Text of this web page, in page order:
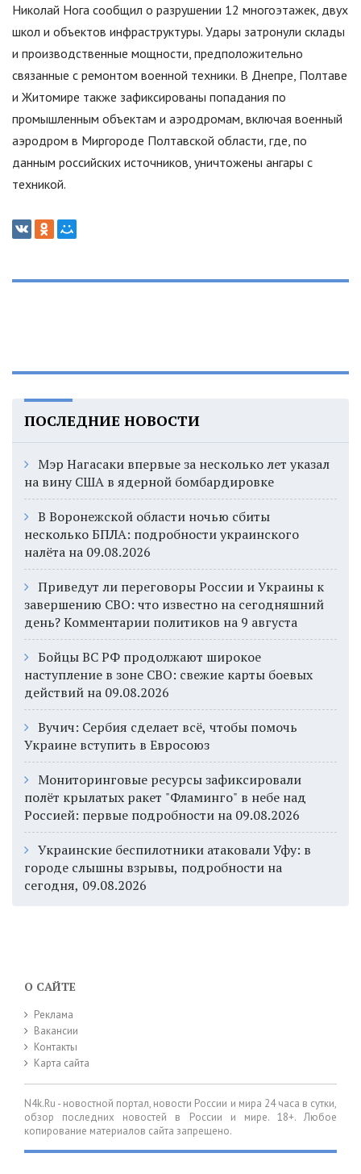
Николай Нога сообщил о разрушении 12 многоэтажек, двух
школ и объектов инфраструктуры. Удары затронули склады
и производственные мощности, предположительно
связанные с ремонтом военной техники. В Днепре, Полтаве
и Житомире также зафиксированы попадания по
промышленным объектам и аэродромам, включая военный
аэродром в Миргороде Полтавской области, где, по
данным российских источников, уничтожены ангары с
техникой.
ПОСЛЕДНИЕ НОВОСТИ
Мэр Нагасаки впервые за несколько лет указал
на вину США в ядерной бомбардировке
В Воронежской области ночью сбиты
несколько БПЛА: подробности украинского
налёта на 09.08.2026
Приведут ли переговоры России и Украины к
завершению СВО: что известно на сегодняшний
день? Комментарии политиков на 9 августа
Бойцы ВС РФ продолжают широкое
наступление в зоне СВО: свежие карты боевых
действий на 09.08.2026
Вучич: Сербия сделает всё, чтобы помочь
Украине вступить в Евросоюз
Мониторинговые ресурсы зафиксировали
полёт крылатых ракет "Фламинго" в небе над
Россией: первые подробности на 09.08.2026
Украинские беспилотники атаковали Уфу: в
городе слышны взрывы, подробности на
сегодня, 09.08.2026
О САЙТЕ
Реклама
Вакансии
Контакты
Карта сайта
N4k.Ru - новостной портал, новости России и мира 24 часа в сутки,
обзор последних новостей в России и мире. 18+. Любое
копирование материалов сайта запрещено.